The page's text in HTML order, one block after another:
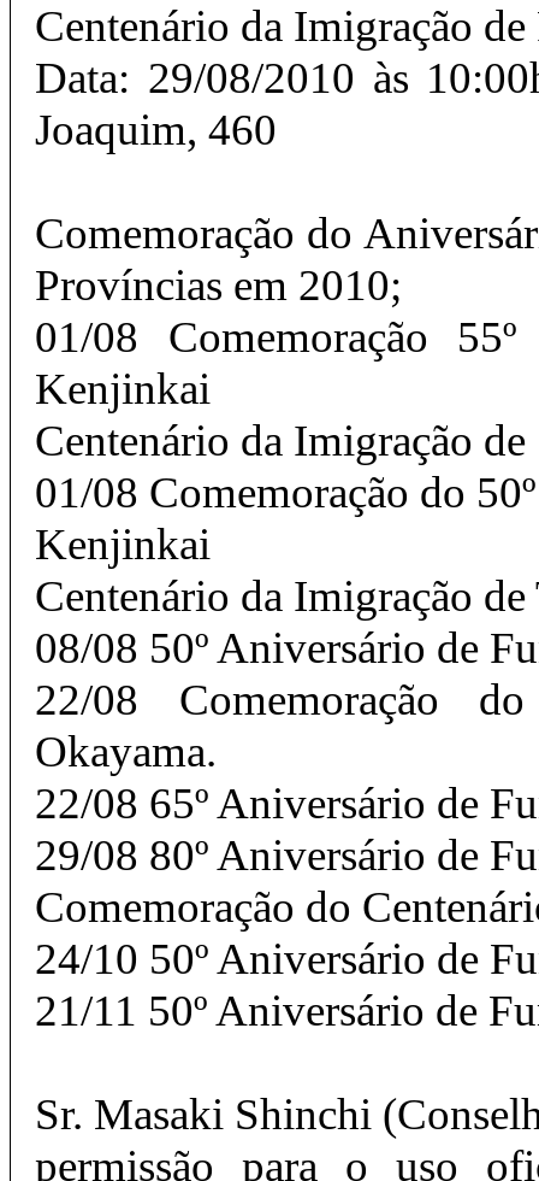
Centenário da Imigração
Data: 29/08/2010 às
Joaquim, 460
Comemoração do
Províncias em 2010;
01/08 Comemoração
Kenjinkai
Centenário da Imigração
01/08 Comemoração do
Kenjinkai
Centenário da Imigração
08/08 50º Aniversário de
22/08 Comemoração
Okayama.
22/08 65º Aniversário de
29/08 80º Aniversário de
Comemoração do
24/10 50º Aniversário de
21/11 50º Aniversário de
Sr. Masaki Shinchi
permissão para o uso